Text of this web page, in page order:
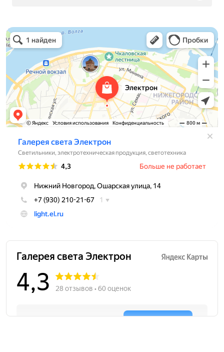
Электрон
Светильники в Нижнем Новгороде
Электротехническая продукция в Нижнем Новгороде